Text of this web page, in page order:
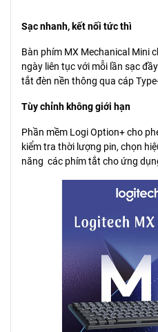
Sạc nhanh, kết nối tức thì
Bàn phím MX Mechanical Mini
ngày liên tục với mỗi lần sạc
tắt đèn nền thông qua cáp
Tùy chỉnh không giới hạn
Phần mềm Logi Option+ cho
kiểm tra thời lượng pin, chọn
năng các phím tắt cho ứng